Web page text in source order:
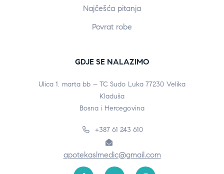
Najčešća pitanja
Povrat robe
GDJE SE NALAZIMO
Ulica 1. marta bb – TC Sudo Luka 77230 Velika
Kladuša
Bosna i Hercegovina
+387 61 243 610
apotekaslmedic@gmail.com